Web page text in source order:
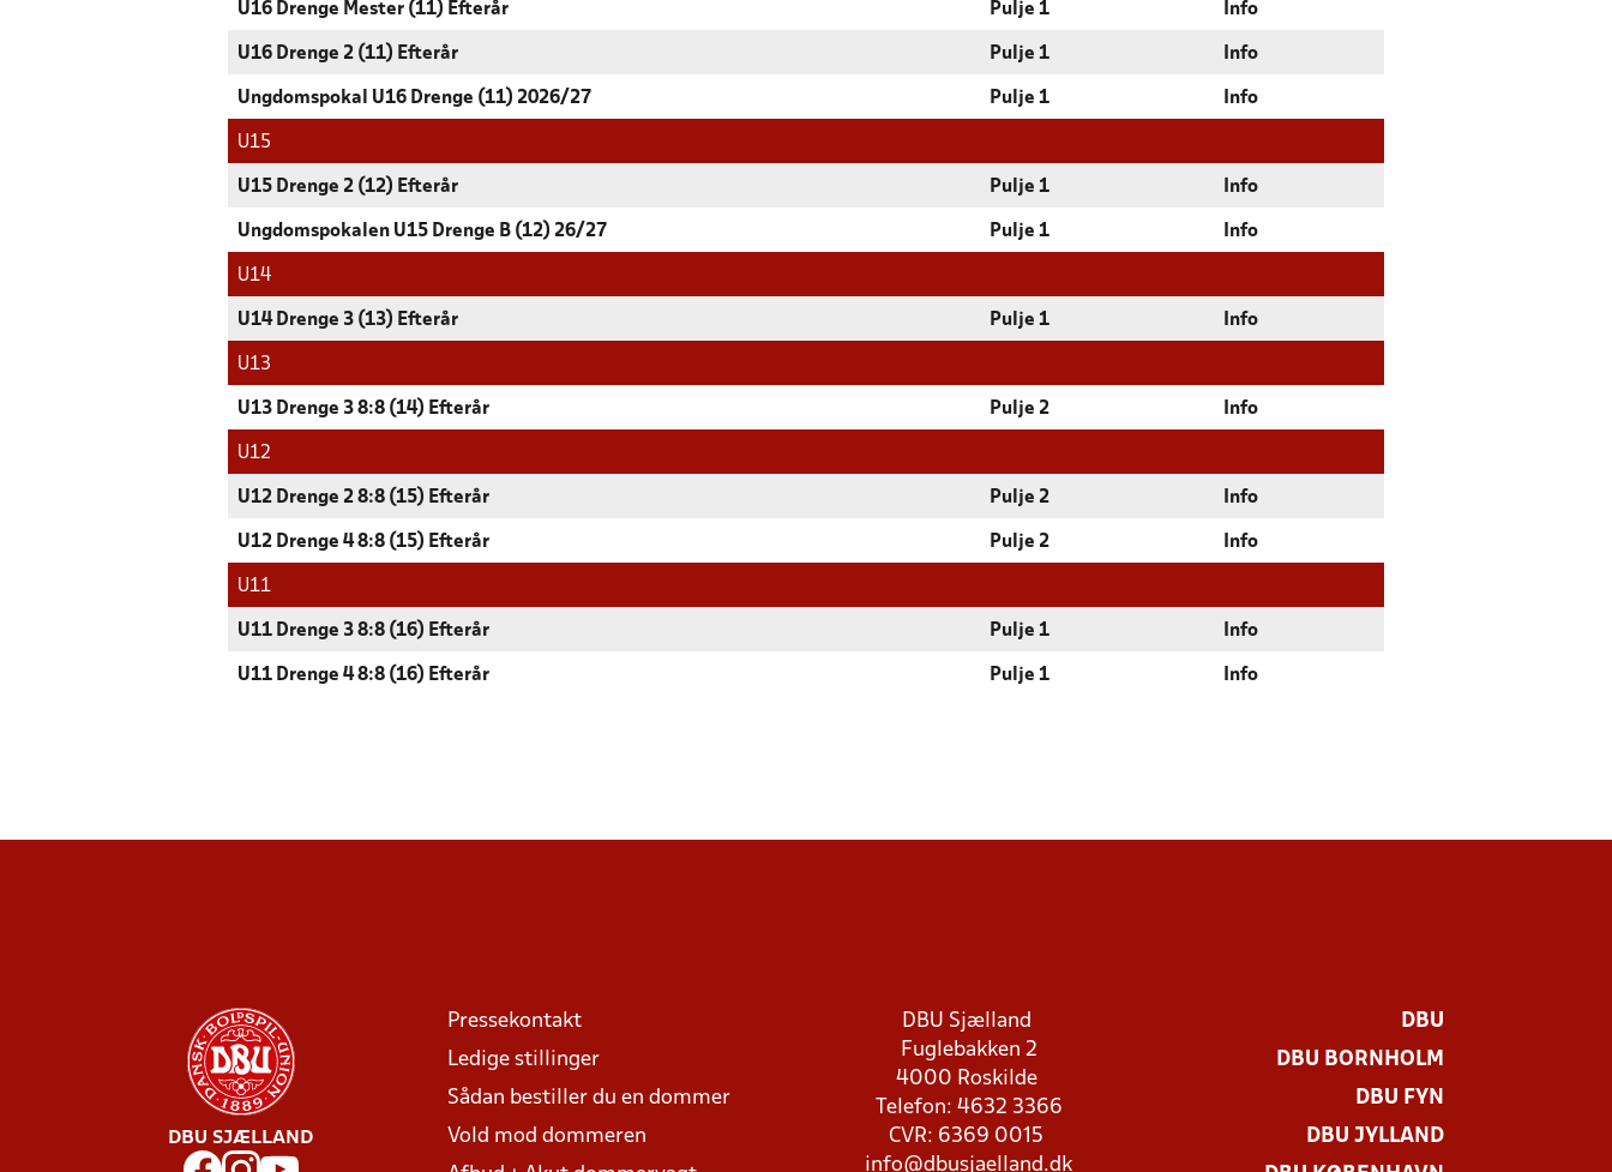
U16 Drenge Mester (11) Efterår Pulje 1 Info
U16 Drenge 2 (11) Efterår Pulje 1 Info
Ungdomspokal U16 Drenge (11) 2026/27 Pulje 1 Info
U15
U15 Drenge 2 (12) Efterår Pulje 1 Info
Ungdomspokalen U15 Drenge B (12) 26/27 Pulje 1 Info
U14
U14 Drenge 3 (13) Efterår Pulje 1 Info
U13
U13 Drenge 3 8:8 (14) Efterår Pulje 2 Info
U12
U12 Drenge 2 8:8 (15) Efterår Pulje 2 Info
U12 Drenge 4 8:8 (15) Efterår Pulje 2 Info
U11
U11 Drenge 3 8:8 (16) Efterår Pulje 1 Info
U11 Drenge 4 8:8 (16) Efterår Pulje 1 Info
DBU SJÆLLAND
Pressekontakt
Ledige stillinger
Sådan bestiller du en dommer
Vold mod dommeren
DBU Sjælland
Fuglebakken 2
4000 Roskilde
Telefon: 4632 3366
CVR: 6369 0015
info@dbusjaelland.dk
DBU
DBU BORNHOLM
DBU FYN
DBU JYLLAND